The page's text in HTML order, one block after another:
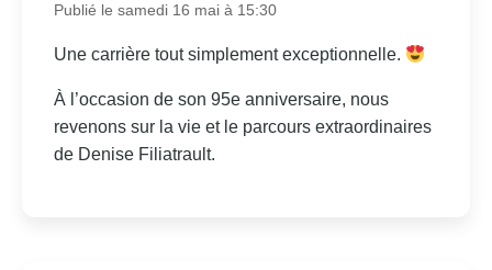
Publié le samedi 16 mai à 15:30
Une carrière tout simplement exceptionnelle.
À l’occasion de son 95e anniversaire, nous
revenons sur la vie et le parcours extraordinaires
de Denise Filiatrault.